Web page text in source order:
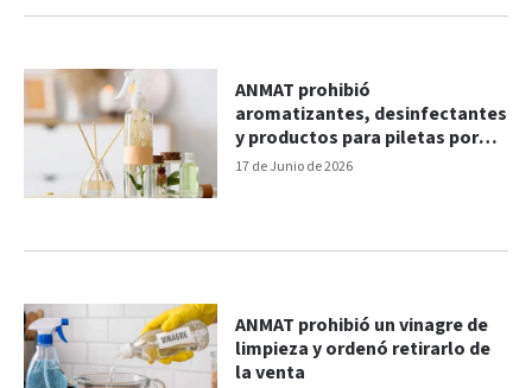
17 de Junio de 2026
ANMAT prohibió
aromatizantes, desinfectantes
y productos para piletas por
irregularidades
ANMAT prohibió un vinagre de
limpieza y ordenó retirarlo de
la venta